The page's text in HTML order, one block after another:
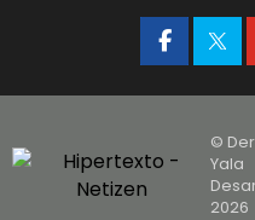
©
Yala
2026